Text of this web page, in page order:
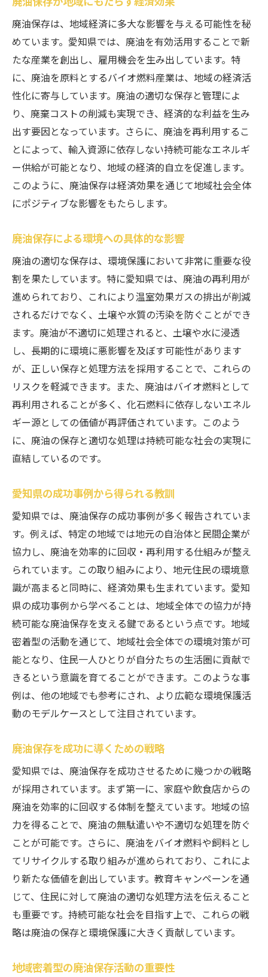
廃油保存は、地域経済に多大な影響を与える可能性を秘
めています。愛知県では、廃油を有効活用することで新
たな産業を創出し、雇用機会を生み出しています。特
に、廃油を原料とするバイオ燃料産業は、地域の経済活
性化に寄与しています。廃油の適切な保存と管理によ
り、廃棄コストの削減も実現でき、経済的な利益を生み
出す要因となっています。さらに、廃油を再利用するこ
とによって、輸入資源に依存しない持続可能なエネルギ
ー供給が可能となり、地域の経済的自立を促進します。
このように、廃油保存は経済効果を通じて地域社会全体
にポジティブな影響をもたらします。
廃油保存による環境への具体的な影響
廃油の適切な保存は、環境保護において非常に重要な役
割を果たしています。特に愛知県では、廃油の再利用が
進められており、これにより温室効果ガスの排出が削減
されるだけでなく、土壌や水質の汚染を防ぐことができ
ます。廃油が不適切に処理されると、土壌や水に浸透
し、長期的に環境に悪影響を及ぼす可能性があります
が、正しい保存と処理方法を採用することで、これらの
リスクを軽減できます。また、廃油はバイオ燃料として
再利用されることが多く、化石燃料に依存しないエネル
ギー源としての価値が再評価されています。このよう
に、廃油の保存と適切な処理は持続可能な社会の実現に
直結しているのです。
愛知県の成功事例から得られる教訓
愛知県では、廃油保存の成功事例が多く報告されていま
す。例えば、特定の地域では地元の自治体と民間企業が
協力し、廃油を効率的に回収・再利用する仕組みが整え
られています。この取り組みにより、地元住民の環境意
識が高まると同時に、経済効果も生まれています。愛知
県の成功事例から学べることは、地域全体での協力が持
続可能な廃油保存を支える鍵であるという点です。地域
密着型の活動を通じて、地域社会全体での環境対策が可
能となり、住民一人ひとりが自分たちの生活圏に貢献で
きるという意識を育てることができます。このような事
例は、他の地域でも参考にされ、より広範な環境保護活
動のモデルケースとして注目されています。
廃油保存を成功に導くための戦略
愛知県では、廃油保存を成功させるために幾つかの戦略
が採用されています。まず第一に、家庭や飲食店からの
廃油を効率的に回収する体制を整えています。地域の協
力を得ることで、廃油の無駄遣いや不適切な処理を防ぐ
ことが可能です。さらに、廃油をバイオ燃料や飼料とし
てリサイクルする取り組みが進められており、これによ
り新たな価値を創出しています。教育キャンペーンを通
じて、住民に対して廃油の適切な処理方法を伝えること
も重要です。持続可能な社会を目指す上で、これらの戦
略は廃油の保存と環境保護に大きく貢献しています。
地域密着型の廃油保存活動の重要性